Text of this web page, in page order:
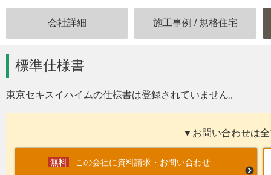
会社詳細 施工事例 / 規格住宅
標準仕様書
東京セキスイハイムの仕様書は登録されていません。
▼お問い合わせは
この会社に資料請求・お問い合わせ